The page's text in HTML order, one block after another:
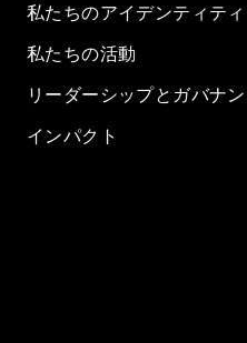
私たちのアイデンティティ
私たちの活動
リーダーシップとガバナ
インパクト